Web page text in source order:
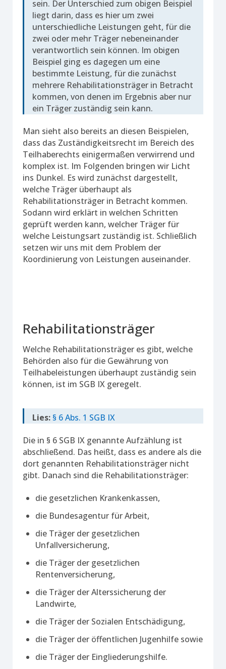
sein. Der Unterschied zum obigen Beispiel
liegt darin, dass es hier um zwei
unterschiedliche Leistungen geht, für die
zwei oder mehr Träger nebeneinander
verantwortlich sein können. Im obigen
Beispiel ging es dagegen um eine
bestimmte Leistung, für die zunächst
mehrere Rehabilitationsträger in Betracht
kommen, von denen im Ergebnis aber nur
ein Träger zuständig sein kann.
Man sieht also bereits an diesen Beispielen,
dass das Zuständigkeitsrecht im Bereich des
Teilhaberechts einigermaßen verwirrend und
komplex ist. Im Folgenden bringen wir Licht
ins Dunkel. Es wird zunächst dargestellt,
welche Träger überhaupt als
Rehabilitationsträger in Betracht kommen.
Sodann wird erklärt in welchen Schritten
geprüft werden kann, welcher Träger für
welche Leistungsart zuständig ist. Schließlich
setzen wir uns mit dem Problem der
Koordinierung von Leistungen auseinander.
Rehabilitationsträger
Welche Rehabilitationsträger es gibt, welche
Behörden also für die Gewährung von
Teilhabeleistungen überhaupt zuständig sein
können, ist im SGB IX geregelt.
Lies:§ 6 Abs. 1 SGB IX
Die in § 6 SGB IX genannte Aufzählung ist
abschließend. Das heißt, dass es andere als die
dort genannten Rehabilitationsträger nicht
gibt. Danach sind die Rehabilitationsträger:
die gesetzlichen Krankenkassen,
die Bundesagentur für Arbeit,
die Träger der gesetzlichen
Unfallversicherung,
die Träger der gesetzlichen
Rentenversicherung,
die Träger der Alterssicherung der
Landwirte,
die Träger der Sozialen Entschädigung,
die Träger der öffentlichen Jugenhilfe sowie
die Träger der Eingliederungshilfe.